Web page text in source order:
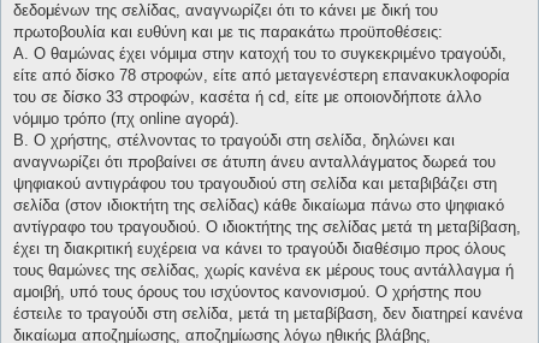
δεδομένων της σελίδας, αναγνωρίζει ότι το κάνει με δική του
πρωτοβουλία και ευθύνη και με τις παρακάτω προϋποθέσεις:
Α. Ο θαμώνας έχει νόμιμα στην κατοχή του το συγκεκριμένο τραγούδι,
είτε από δίσκο 78 στροφών, είτε από μεταγενέστερη επανακυκλοφορία
του σε δίσκο 33 στροφών, κασέτα ή cd, είτε με οποιονδήποτε άλλο
νόμιμο τρόπο (πχ online αγορά).
Β. Ο χρήστης, στέλνοντας το τραγούδι στη σελίδα, δηλώνει και
αναγνωρίζει ότι προβαίνει σε άτυπη άνευ ανταλλάγματος δωρεά του
ψηφιακού αντιγράφου του τραγουδιού στη σελίδα και μεταβιβάζει στη
σελίδα (στον ιδιοκτήτη της σελίδας) κάθε δικαίωμα πάνω στο ψηφιακό
αντίγραφο του τραγουδιού. Ο ιδιοκτήτης της σελίδας μετά τη μεταβίβαση,
έχει τη διακριτική ευχέρεια να κάνει το τραγούδι διαθέσιμο προς όλους
τους θαμώνες της σελίδας, χωρίς κανένα εκ μέρους τους αντάλλαγμα ή
αμοιβή, υπό τους όρους του ισχύοντος κανονισμού. Ο χρήστης που
έστειλε το τραγούδι στη σελίδα, μετά τη μεταβίβαση, δεν διατηρεί κανένα
δικαίωμα αποζημίωσης, αποζημίωσης λόγω ηθικής βλάβης,